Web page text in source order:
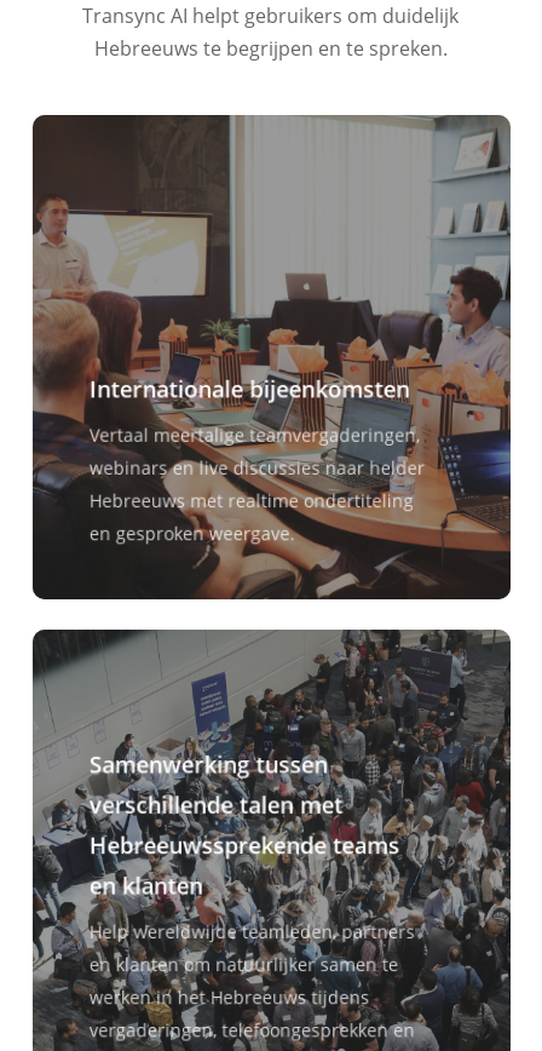
Transync AI helpt gebruikers om duidelijk
Hebreeuws te begrijpen en te spreken.
Internationale bijeenkomsten
Vertaal meertalige teamvergaderingen,
webinars en live discussies naar helder
Hebreeuws met realtime ondertiteling
en gesproken weergave.
Samenwerking tussen
verschillende talen met
Hebreeuwssprekende teams
en klanten
Help wereldwijde teamleden, partners
en klanten om natuurlijker samen te
werken in het Hebreeuws tijdens
vergaderingen, telefoongesprekken en